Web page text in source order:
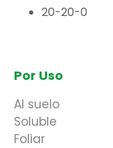
Por Uso
Al suelo
Soluble
Foliar
20-20-0